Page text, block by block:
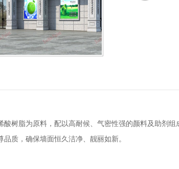
酸树脂为原料，配以高耐候、气密性强的颜料及助剂
品质，确保墙面恒久洁净、靓丽如新。